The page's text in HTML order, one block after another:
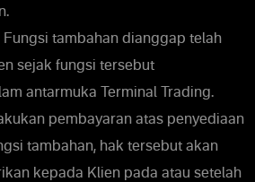
Fungsi tambahan dianggap telah
sejak fungsi tersebut
antarmuka Terminal Trading.
pembayaran atas penyediaan
tambahan, hak tersebut akan
kepada Klien pada atau setelah